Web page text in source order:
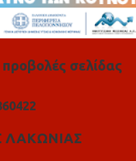
προβολές σελίδας
60422
ΛΑΚΩΝΙΑΣ